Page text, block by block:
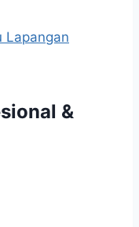
Lapangan
&